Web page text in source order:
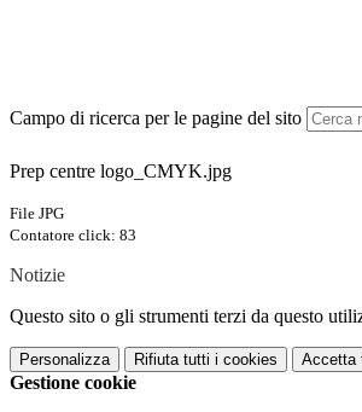
Campo di ricerca per le pagine del sito
Prep centre logo_CMYK.jpg
File JPG
Contatore click: 83
Notizie
Questo sito o gli strumenti terzi da questo
Personalizza Rifiuta tutti i cookies Accetta
Gestione cookie